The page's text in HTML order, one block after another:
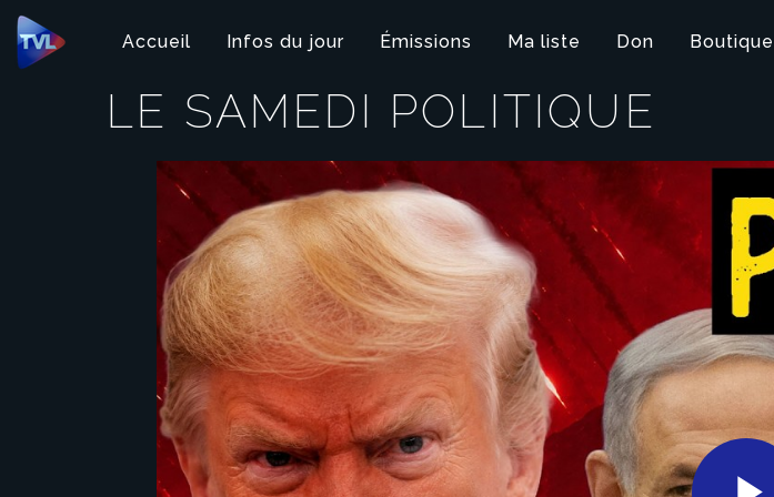
Panneau de gestion des cookies
Accueil Infos du jour Émissions Ma liste Don Boutique
LE SAMEDI POLITIQUE